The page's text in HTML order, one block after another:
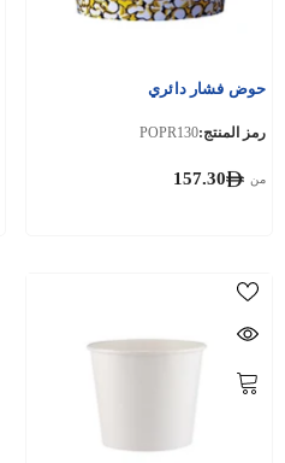
حوض فشار دائري
رمز المنتج:POPR130
من 157.30